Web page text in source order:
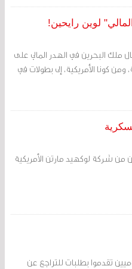
لوين رايحين!
ملك البحرين في الهدر المالي على
كونا الأمريكية، إلى بطولات في
شركة لوكهيد مارتن الأمريكية
تقدموا بطلبات للتراجع عن